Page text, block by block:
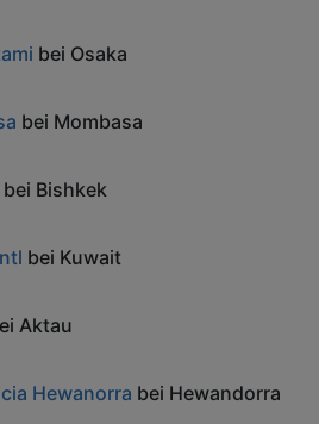
bei Osaka
bei Mombasa
bei Bishkek
bei Kuwait
Aktau
Hewanorra bei Hewandorra